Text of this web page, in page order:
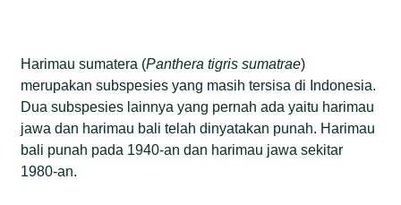
Harimau sumatera (Panthera tigris sumatrae)
merupakan subspesies yang masih tersisa di Indonesia.
Dua subspesies lainnya yang pernah ada yaitu harimau
jawa dan harimau bali telah dinyatakan punah. Harimau
bali punah pada 1940-an dan harimau jawa sekitar
1980-an.